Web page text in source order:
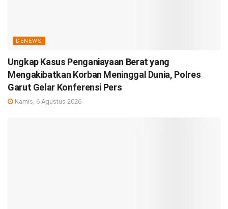
DENEWS
Ungkap Kasus Penganiayaan Berat yang
Mengakibatkan Korban Meninggal Dunia, Polres
Garut Gelar Konferensi Pers
Kamis, 6 Agustus 2026